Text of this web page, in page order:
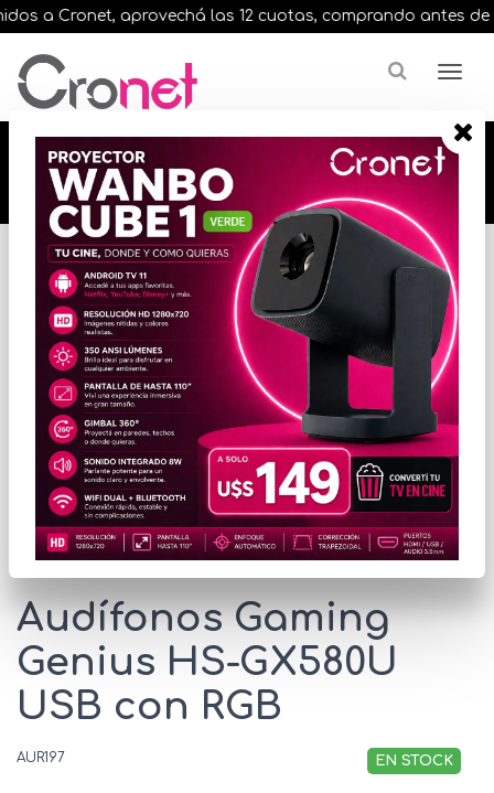
a Cronet, aprovechá las 12 cuotas, comprando antes de
🔥🔥🔥 12 cuotas, en todos nuestros artículos,
comprando antes de las 13 hrs. envíos en el
día 🔥🔥🔥
Inicio AUDIO AURICULARES / VINCHAS
* Las imágenes se exhiben con fines ilustrativos.
Audífonos Gaming
Genius HS-GX580U
USB con RGB
AUR197 EN STOCK